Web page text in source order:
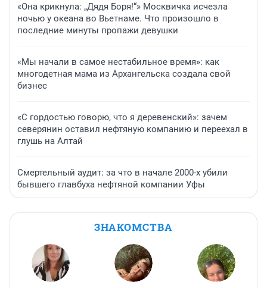
«Она крикнула: „Дядя Боря!“» Москвичка исчезла
ночью у океана во Вьетнаме. Что произошло в
последние минуты пропажи девушки
«Мы начали в самое нестабильное время»: как
многодетная мама из Архангельска создала свой
бизнес
«С гордостью говорю, что я деревенский»: зачем
северянин оставил нефтяную компанию и переехал в
глушь на Алтай
Смертельный аудит: за что в начале 2000-х убили
бывшего главбуха нефтяной компании Уфы
ЗНАКОМСТВА